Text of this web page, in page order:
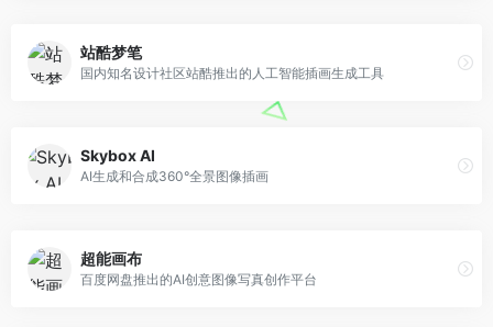
站酷梦笔
国内知名设计社区站酷推出的人工智能插画生成工具
Skybox AI
AI生成和合成360°全景图像插画
超能画布
百度网盘推出的AI创意图像写真创作平台